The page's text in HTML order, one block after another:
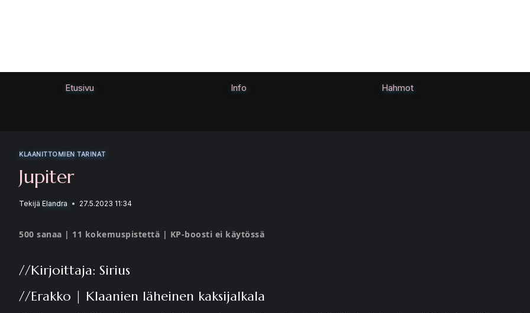
Etusivu Info Hahmot
KLAANITTOMIEN TARINAT
Jupiter
Tekijä Elandra 27.5.2023 11:34
500 sanaa | 11 kokemuspistettä | KP-boosti ei käytössä
//Kirjoittaja: Sirius
//Erakko | Klaanien läheinen kaksijalkala